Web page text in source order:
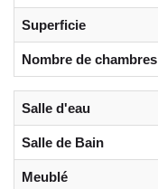
Superficie
Nombre de chambres
Salle d'eau
Salle de Bain
Meublé